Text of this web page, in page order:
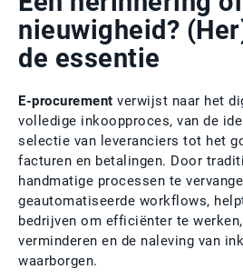
nieuwigheid?
de essentie
E-procurement verwijst naar het
volledige inkoopproces, van de
selectie van leveranciers tot het
facturen en betalingen. Door
handmatige processen te
geautomatiseerde workflows,
bedrijven om efficiënter te
verminderen en de naleving van
waarborgen.